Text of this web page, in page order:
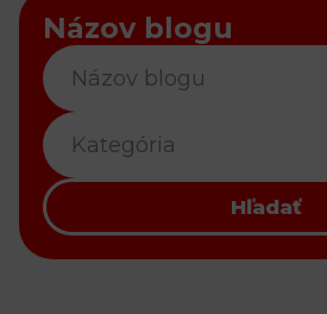
Názov blogu
Kategória
Hľadať